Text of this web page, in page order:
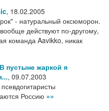
, 18.02.2005
- натуральный оксюморон.
действуют по-другому,
команда Aavikko, никак
В пустыне жаркой я
, 09.07.2003
Россию »»